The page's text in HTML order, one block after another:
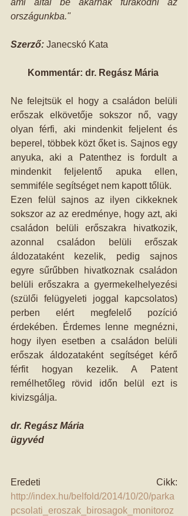
ami által be akarnak furakodni az
országunkba."
Szerző: Janecskó Kata
Kommentár: dr. Regász Mária
Ne felejtsük el hogy a családon belüli
erőszak elkövetője sokszor nő, vagy
olyan férfi, aki mindenkit feljelent és
beperel, többek közt őket is. Sajnos egy
anyuka, aki a Patenthez is fordult a
mindenkit feljelentő apuka ellen,
semmiféle segítséget nem kapott tőlük.
Ezen felül sajnos az ilyen cikkeknek
sokszor az az eredménye, hogy azt, aki
családon belüli erőszakra hivatkozik,
azonnal családon belüli erőszak
áldozataként kezelik, pedig sajnos
egyre sűrűbben hivatkoznak családon
belüli erőszakra a gyermekelhelyezési
(szülői felügyeleti joggal kapcsolatos)
perben elért megfelelő pozíció
érdekében. Érdemes lenne megnézni,
hogy ilyen esetben a családon belüli
erőszak áldozataként segítséget kérő
férfit hogyan kezelik. A Patent
remélhetőleg rövid időn belül ezt is
kivizsgálja.
dr. Regász Mária
ügyvéd
http://index.hu/belfold/2014/10/20/parka
pcsolati_eroszak_birosagok_monitoroz